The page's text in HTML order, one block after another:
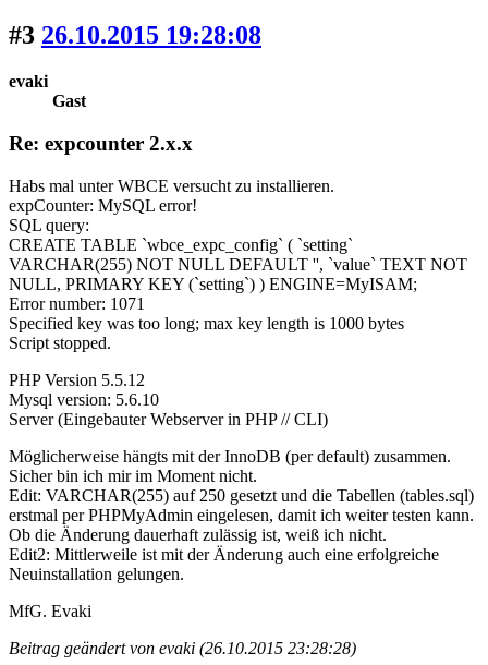
#3 26.10.2015 19:28:08
evaki
Gast
Re: expcounter 2.x.x
Habs mal unter WBCE versucht zu installieren.
expCounter: MySQL error!
SQL query:
CREATE TABLE `wbce_expc_config` ( `setting`
VARCHAR(255) NOT NULL DEFAULT '', `value` TEXT NOT
NULL, PRIMARY KEY (`setting`) ) ENGINE=MyISAM;
Error number: 1071
Specified key was too long; max key length is 1000 bytes
Script stopped.
PHP Version 5.5.12
Mysql version: 5.6.10
Server (Eingebauter Webserver in PHP // CLI)
Möglicherweise hängts mit der InnoDB (per default) zusammen.
Sicher bin ich mir im Moment nicht.
Edit: VARCHAR(255) auf 250 gesetzt und die Tabellen (tables.sql)
erstmal per PHPMyAdmin eingelesen, damit ich weiter testen kann.
Ob die Änderung dauerhaft zulässig ist, weiß ich nicht.
Edit2: Mittlerweile ist mit der Änderung auch eine erfolgreiche
Neuinstallation gelungen.
MfG. Evaki
Beitrag geändert von evaki (26.10.2015 23:28:28)